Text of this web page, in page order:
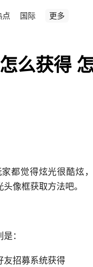
点 国际 更多
么获得
都觉得炫光很酷炫
像框获取方法吧。
：
友招募系统获得